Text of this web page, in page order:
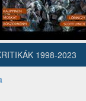
1998-2023